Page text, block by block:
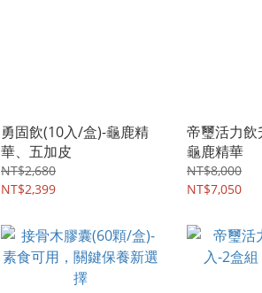
勇固飲(10入/盒)-龜鹿精
華、五加皮
NT$2,680
NT$2,399
帝璽活力
龜鹿精華
NT$8,000
NT$7,050